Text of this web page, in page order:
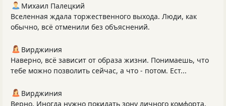
Михаил Палецкий
Вселенная ждала торжественного выхода. Люди, как
обычно, всё отменили без объяснений.
Вирджиния
Наверно, всё зависит от образа жизни. Понимаешь, что
тебе можно позволить сейчас, а что - потом. Ест...
Вирджиния
Верно. Иногда нужно покидать зону личного комфорта.